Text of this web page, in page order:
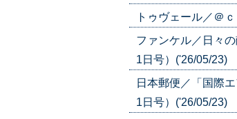
トゥヴェール／＠
ファンケル／日々
1日号）('26/05/23)
日本郵便／「国際
1日号）('26/05/23)